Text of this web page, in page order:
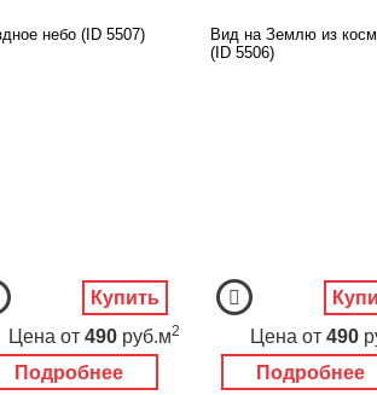
небо (ID 5507)
Подробнее
Цена от 490 руб.м2
Купить
Вид на Землю из
(ID 5506)
Подробнее
Цена от 490